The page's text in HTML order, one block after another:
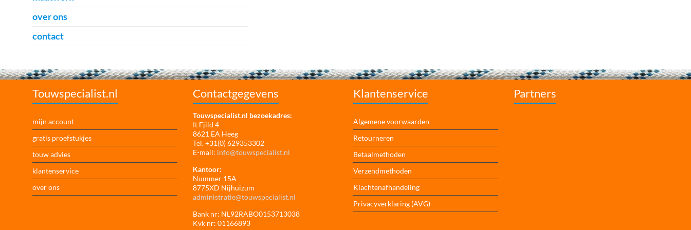
over ons
contact
Touwspecialist.nl
mijn account
gratis proefstukjes
touw advies
klantenservice
over ons
Contactgegevens
Touwspecialist.nl bezoekadres:
It Fjild 4
8621 EA Heeg
Tel. +31(0) 629353302
E-mail: info@touwspecialist.nl
Kantoor:
Nummer 15A
8775XD Nijhuizum
administratie@touwspecialist.nl
Bank nr: NL92RABO0153713038
Kvk nr: 01166893
Klantenservice
Algemene voorwaarden
Retourneren
Betaalmethoden
Verzendmethoden
Klachtenafhandeling
Privacyverklaring (AVG)
Partners